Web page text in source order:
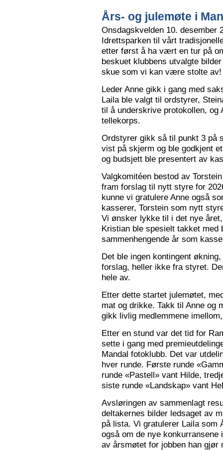
Års- og julemøte i
Onsdagskvelden 10. desember
Idrettsparken til vårt
etter først å ha vært en tur på
beskuet klubbens utvalgte
skue som vi kan være stolte av!
Leder Anne gikk i gang med
Laila ble valgt til ordstyrer,
til å underskrive protokollen, og
tellekorps.
Ordstyrer gikk så til punkt 3 på
vist på skjerm og ble godkjent
og budsjett ble presentert av
Valgkomitéen bestod av
fram forslag til nytt styre for
kunne vi gratulere Anne også
kasserer, Torstein som nytt
Vi ønsker lykke til i det nye
Kristian ble spesielt takket med
sammenhengende år som
Det ble ingen kontingent
forslag, heller ikke fra styret.
hele av.
Etter dette startet julemøtet,
mat og drikke. Takk til Anne og
gikk livlig medlemmene
Etter en stund var det tid for
sette i gang med
Mandal fotoklubb. Det var
hver runde. Første runde
runde «Pastell» vant Hilde,
siste runde «Landskap» vant
Avsløringen av sammenlagt
deltakernes bilder ledsaget av
på lista. Vi gratulerer Laila som
også om de nye
av årsmøtet for jobben han gjør